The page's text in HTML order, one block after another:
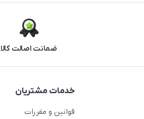
ضمانت اصالت کالا
خدمات مشتریان
قوانین و مقررات